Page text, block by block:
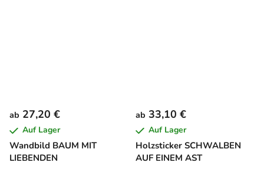
Wandbild BAUM MIT
LIEBENDEN
ab 27,20 €
Auf Lager
Holzsticker SCHWALBEN
AUF EINEM AST
ab 33,10 €
Auf Lager